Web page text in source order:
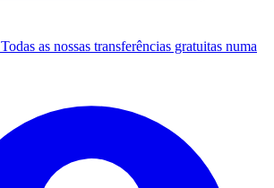
Todas as nossas transferências gratuitas numa